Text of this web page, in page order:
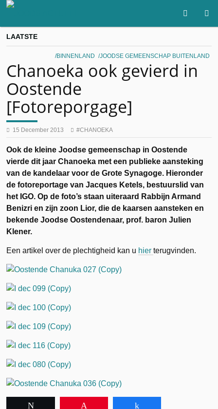
LAATSTE
BINNENLAND JOODSE GEMEENSCHAP BUITENLAND
Chanoeka ook gevierd in
Oostende
[Fotoreporgage]
15 December 2013 CHANOEKA
Ook de kleine Joodse gemeenschap in Oostende
vierde dit jaar Chanoeka met een publieke aansteking
van de kandelaar voor de Grote Synagoge. Hieronder
de fotoreportage van Jacques Ketels, bestuurslid van
het IGO. Op de foto’s staan uiteraard Rabbijn Armand
Benizri en zijn zoon Lior, die de kaarsen aansteken en
bekende Joodse Oostendenaar, prof. baron Julien
Klener.
Een artikel over de plechtigheid kan u hierterugvinden.